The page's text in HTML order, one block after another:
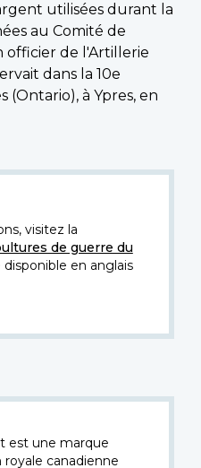
utilisées durant la
au Comité de
officier de l'Artillerie
dans la 10e
(Ontario), à Ypres, en
visitez la
de guerre du
disponible en anglais
est une marque
canadienne